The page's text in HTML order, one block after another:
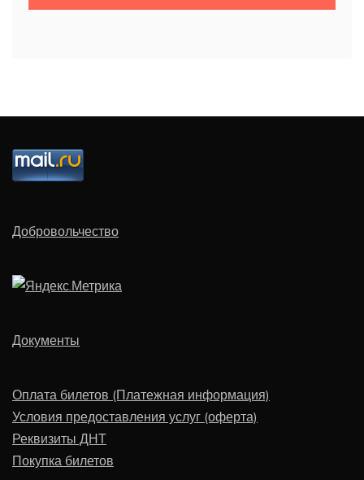
Добровольчество
Документы
Оплата билетов (Платежная информация)
Условия предоставления услуг (оферта)
Реквизиты ДНТ
Покупка билетов